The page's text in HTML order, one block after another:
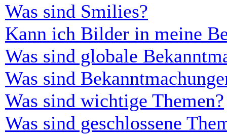
Was sind Smilies?
Kann ich Bilder in meine
Was sind globale
Was sind
Was sind wichtige Themen?
Was sind geschlossene